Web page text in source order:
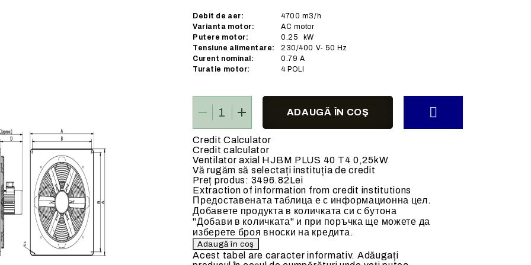
BATERII DE INCALZIRE
Baterii de incalzire pe apa calda (70-
ACCESORII MECANICE
Tubulatura flexibila
Clapete de reglaj
Accesorii si tubulatura
Debit de aer: 4700 m3/h
Varianta motor:
AC motor
Putere motor:
0.25
kW
Tensiune alimentare:
230/400 V- 50 Hz
Curent nominal:
0.79 A
Turatie motor:
4 POLI
Credit Calculator
Credit calculator
Ventilator axial HJBM PLUS 40 T4 0,25kW
Vă rugăm să selectați instituția de credit
Preț produs: 3496.82Lei
Extraction of information from credit institutions
Предоставената таблица е с информационна цел.
Добавете продукта в количката си с бутона
"Добави в количката" и при поръчка ще можете да
изберете броя вноски на кредита.
Acest tabel are caracter informativ. Adăugați